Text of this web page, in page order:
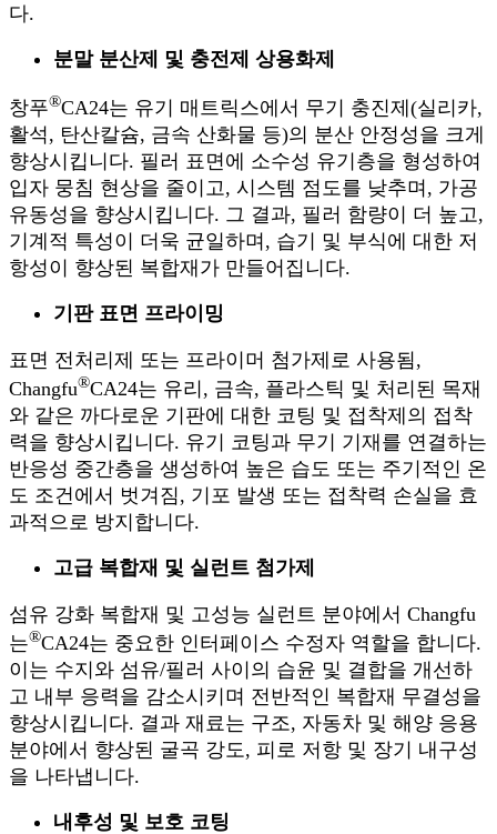
다.
분말 분산제 및 충전제 상용화제
창푸®CA24는 유기 매트릭스에서 무기 충진제(실리카,
활석, 탄산칼슘, 금속 산화물 등)의 분산 안정성을 크게
향상시킵니다. 필러 표면에 소수성 유기층을 형성하여
입자 뭉침 현상을 줄이고, 시스템 점도를 낮추며, 가공
유동성을 향상시킵니다. 그 결과, 필러 함량이 더 높고,
기계적 특성이 더욱 균일하며, 습기 및 부식에 대한 저
항성이 향상된 복합재가 만들어집니다.
기판 표면 프라이밍
표면 전처리제 또는 프라이머 첨가제로 사용됨,
Changfu®CA24는 유리, 금속, 플라스틱 및 처리된 목재
와 같은 까다로운 기판에 대한 코팅 및 접착제의 접착
력을 향상시킵니다. 유기 코팅과 무기 기재를 연결하는
반응성 중간층을 생성하여 높은 습도 또는 주기적인 온
도 조건에서 벗겨짐, 기포 발생 또는 접착력 손실을 효
과적으로 방지합니다.
고급 복합재 및 실런트 첨가제
섬유 강화 복합재 및 고성능 실런트 분야에서 Changfu
는®CA24는 중요한 인터페이스 수정자 역할을 합니다.
이는 수지와 섬유/필러 사이의 습윤 및 결합을 개선하
고 내부 응력을 감소시키며 전반적인 복합재 무결성을
향상시킵니다. 결과 재료는 구조, 자동차 및 해양 응용
분야에서 향상된 굴곡 강도, 피로 저항 및 장기 내구성
을 나타냅니다.
내후성 및 보호 코팅